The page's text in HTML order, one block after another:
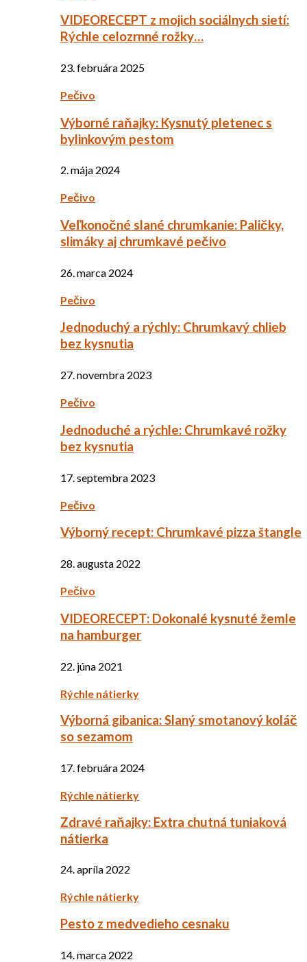
VIDEORECEPT z mojich sociálnych sietí:
Rýchle celozrnné rožky…
23. februára 2025
Pečivo
Výborné raňajky: Kysnutý pletenec s
bylinkovým pestom
2. mája 2024
Pečivo
Veľkonočné slané chrumkanie: Paličky,
slimáky aj chrumkavé pečivo
26. marca 2024
Pečivo
Jednoduchý a rýchly: Chrumkavý chlieb
bez kysnutia
27. novembra 2023
Pečivo
Jednoduché a rýchle: Chrumkavé rožky
bez kysnutia
17. septembra 2023
Pečivo
Výborný recept: Chrumkavé pizza štangle
28. augusta 2022
Pečivo
VIDEORECEPT: Dokonalé kysnuté žemle
na hamburger
22. júna 2021
Rýchle nátierky
Výborná gibanica: Slaný smotanový koláč
so sezamom
17. februára 2024
Rýchle nátierky
Zdravé raňajky: Extra chutná tuniaková
nátierka
24. apríla 2022
Rýchle nátierky
Pesto z medvedieho cesnaku
14. marca 2022